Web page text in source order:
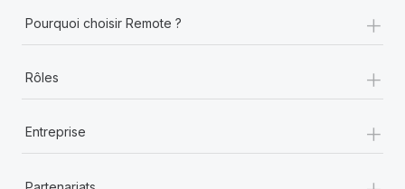
Pourquoi choisir Remote ? +
Rôles +
Entreprise +